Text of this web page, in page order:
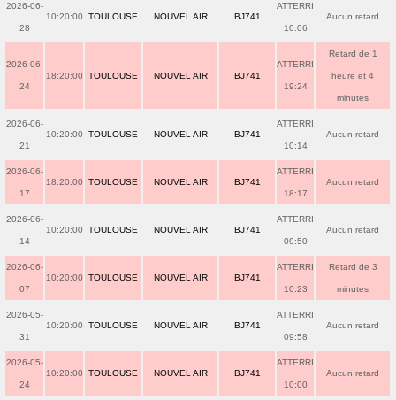
2026-06-
28
10:20:00 TOULOUSE NOUVEL AIR BJ741
ATTERRI
10:06
Aucun retard
2026-06-
24
18:20:00 TOULOUSE NOUVEL AIR BJ741
ATTERRI
19:24
Retard de 1
heure et 4
minutes
2026-06-
21
10:20:00 TOULOUSE NOUVEL AIR BJ741
ATTERRI
10:14
Aucun retard
2026-06-
17
18:20:00 TOULOUSE NOUVEL AIR BJ741
ATTERRI
18:17
Aucun retard
2026-06-
14
10:20:00 TOULOUSE NOUVEL AIR BJ741
ATTERRI
09:50
Aucun retard
2026-06-
07
10:20:00 TOULOUSE NOUVEL AIR BJ741
ATTERRI
10:23
Retard de 3
minutes
2026-05-
31
10:20:00 TOULOUSE NOUVEL AIR BJ741
ATTERRI
09:58
Aucun retard
2026-05-
24
10:20:00 TOULOUSE NOUVEL AIR BJ741
ATTERRI
10:00
Aucun retard